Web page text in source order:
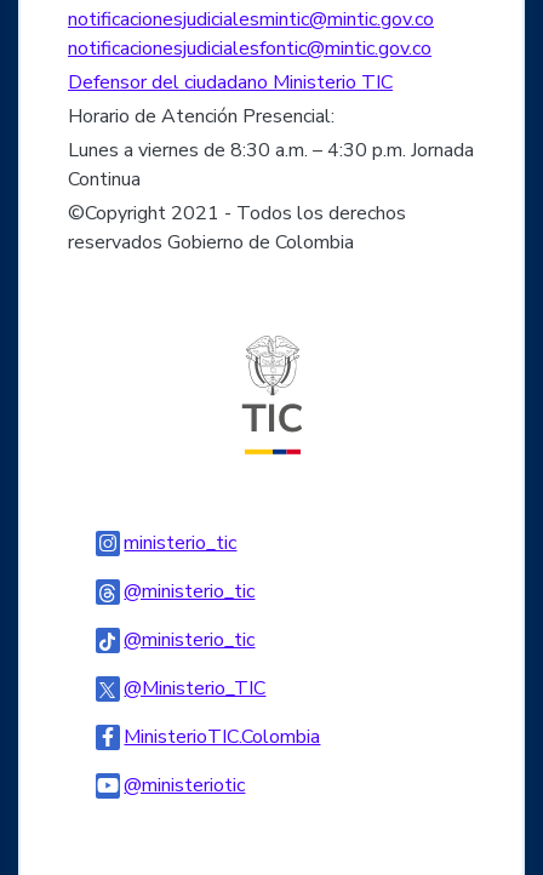
notificacionesjudicialesmintic@mintic.gov.co
notificacionesjudicialesfontic@mintic.gov.co
Defensor del ciudadano Ministerio TIC
Horario de Atención Presencial:
Lunes a viernes de 8:30 a.m. – 4:30 p.m. Jornada
Continua
©Copyright 2021 - Todos los derechos
reservados Gobierno de Colombia
ministerio_ticLogo Instagram
@ministerio_ticLogo Threads
@ministerio_ticLogo Tiktok
@Ministerio_TICLogo Twitter
MinisterioTIC.Colombia
@ministerioticLogo Youtube